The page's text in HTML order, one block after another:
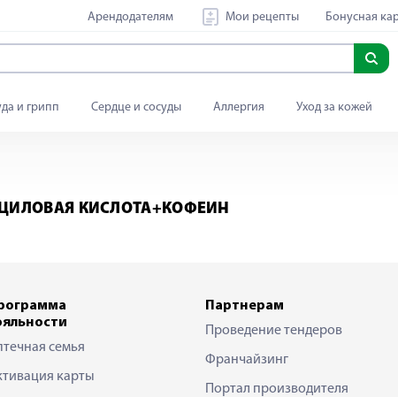
Арендодателям Мои рецепты Бонусная
и грипп Сердце и сосуды Аллергия Уход за кожей
КИСЛОТА+КОФЕИН
семья
карты
Партнерам
Проведение тендеров
Франчайзинг
Портал производителя